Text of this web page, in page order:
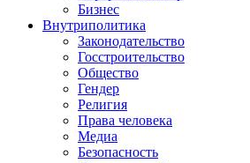
Бизнес
Внутриполитика
Законодательство
Госстроительство
Общество
Гендер
Религия
Права человека
Медиа
Безопасность